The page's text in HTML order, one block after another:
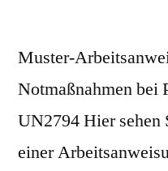
Muster-
Notmaßnahmen bei
UN2794 Hier
einer